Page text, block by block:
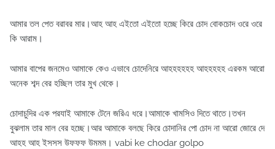
আমার তল পেত বরাবর মার।আহ আহ এইতো এইতো হচ্ছে কিরে চোদ বোকচোদ ওরে ওরে
কি আরাম।
আমার বাপের জনমেও আমাকে কেও এভাবে চোদেনিরে আহহহহহহ আহহহহহ এরকম আরো
অনেক শব্দ বের হচ্ছিল তার মুখ থেকে।
চোদাচুদির এক পরযাই আমাকে টেনে জরিএ ধরে।আমাকে খামসিও দিতে থাতে।তখন
বুঝলাম তার মাল বের হচ্ছে।আর আমাকে বলছে কিরে চোদানির পো চোদ না আরো জোরে দে
আহহ আহ ইসসস উফফফ উমমম। vabi ke chodar golpo